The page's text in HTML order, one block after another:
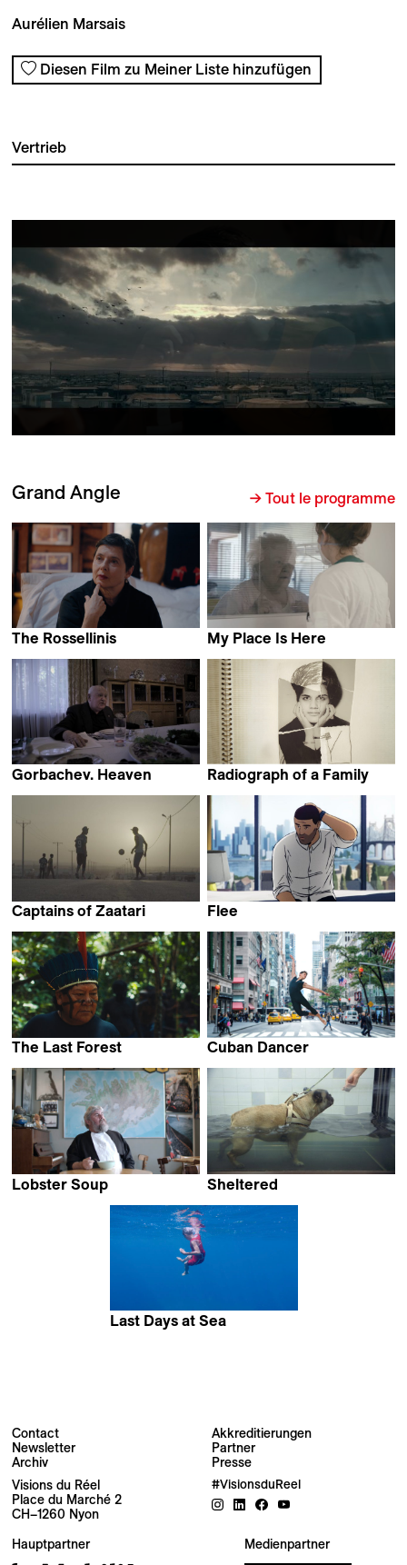
Aurélien Marsais
Diesen Film zu Meiner Liste hinzufügen
Vertrieb
Grand Angle → Tout le programme
The Rossellinis
My Place Is Here
Gorbachev. Heaven
Radiograph of a Family
Captains of Zaatari
Flee
The Last Forest
Cuban Dancer
Lobster Soup
Sheltered
Last Days at Sea
Contact
Newsletter
Archiv
Akkreditierungen
Partner
Presse
Visions du Réel
Place du Marché 2
CH–1260 Nyon
#VisionsduReel
Hauptpartner Medienpartner
Newsletter
Ihre E-Mail-Adresse